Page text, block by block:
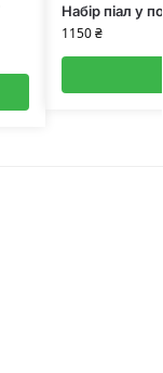
Набір піал у
1150₴